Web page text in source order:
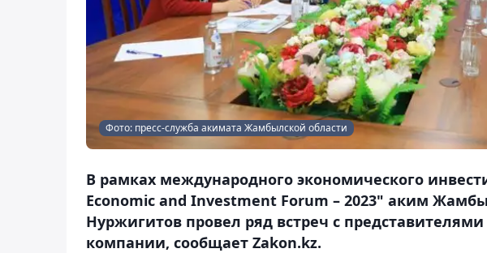
Фото: пресс-служба акимата Жамбылской области
В рамках международного экономического
Economic and Investment Forum – 2023" аким
Нуржигитов провел ряд встреч с
компании, сообщает Zakon.kz.